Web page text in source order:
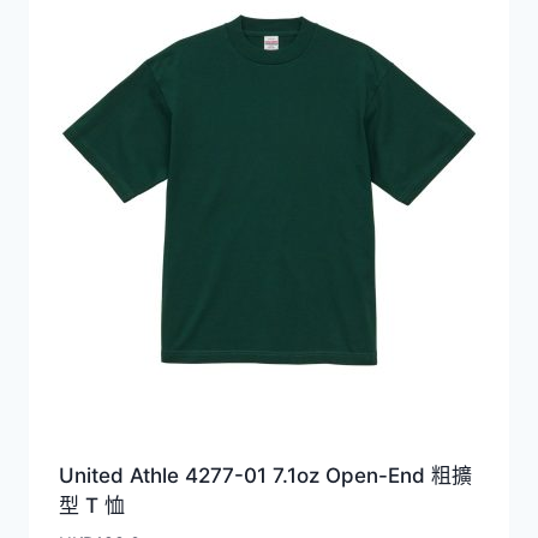
United Athle 4277-01 7.1oz Open-End 粗擴
型 T 恤